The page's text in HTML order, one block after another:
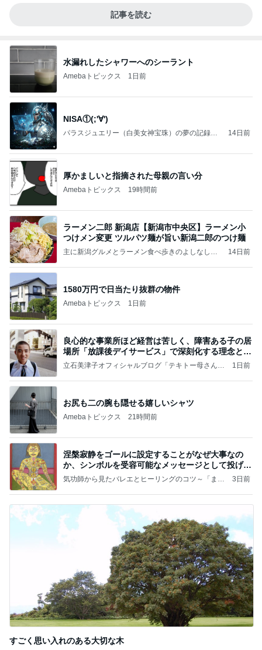
記事を読む
水漏れしたシャワーへのシーラント
Amebaトピックス 1日前
NISA①(;'∀')
パラスジュエリー（白美女神宝珠）の夢の記録
14日前
厚かましいと指摘された母親の言い分
Amebaトピックス 19時間前
ラーメン二郎 新潟店【新潟市中央区】ラーメン小
つけメン変更 ツルパツ麺が旨い新潟二郎のつけ麺
主に新潟グルメとラーメン食べ歩きのよしなしご
14日前
1580万円で日当たり抜群の物件
Amebaトピックス 1日前
良心的な事業所ほど経営は苦しく、障害ある子の居
場所「放課後デイサービス」で深刻化する理念と現
実の
立石美津子オフィシャルブログ「テキトー母さんの
1日前
お尻も二の腕も隠せる嬉しいシャツ
Amebaトピックス 21時間前
涅槃寂静をゴールに設定することがなぜ大事なの
か、シンボルを受容可能なメッセージとして投げる
ことが
気功師から見たバレエとヒーリングのコツ～「まと
3日前
すごく思い入れのある大切な木